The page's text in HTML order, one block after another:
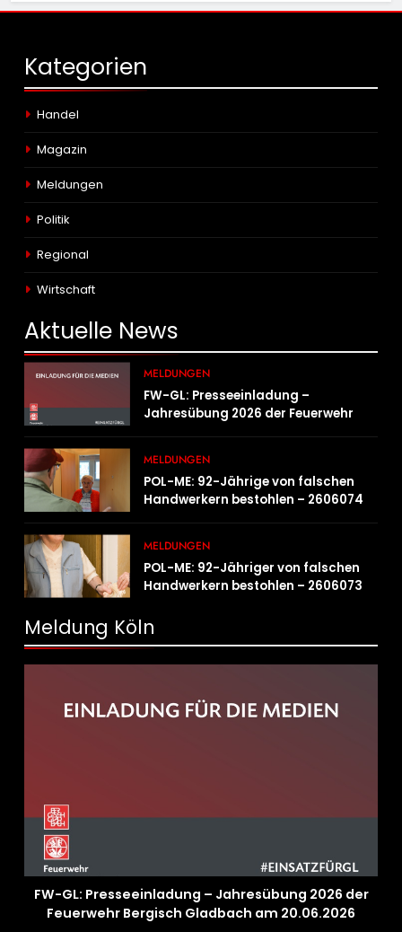
Kategorien
Handel
Magazin
Meldungen
Politik
Regional
Wirtschaft
Aktuelle News
MELDUNGEN
FW-GL: Presseeinladung –
Jahresübung 2026 der Feuerwehr
MELDUNGEN
POL-ME: 92-Jährige von falschen
Handwerkern bestohlen – 2606074
MELDUNGEN
POL-ME: 92-Jähriger von falschen
Handwerkern bestohlen – 2606073
Meldung Köln
FW-GL: Presseeinladung – Jahresübung 2026 der
Feuerwehr Bergisch Gladbach am 20.06.2026